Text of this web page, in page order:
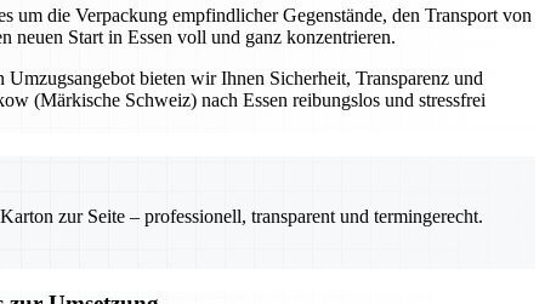
um die Verpackung empfindlicher Gegenstände, den Transport von
neuen Start in Essen voll und ganz konzentrieren.
bieten wir Ihnen Sicherheit, Transparenz und
(Märkische Schweiz) nach Essen reibungslos und stressfrei
zur Seite – professionell, transparent und termingerecht.